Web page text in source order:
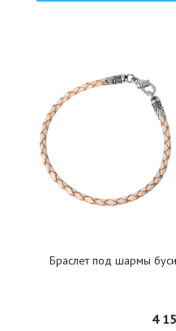
Браслет под шармы
4